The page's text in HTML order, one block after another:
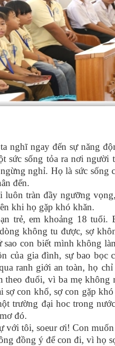
nghĩ ngay đến sự năng
sức sống tỏa ra nơi
nghỉ. Họ là sức sống
đến.
tràn đầy ngưỡng
khi họ gặp khó khăn.
trẻ, em khoảng 18
không tu được, sợ
con biết mình không
của gia đình, sự bao
ranh giới an toàn, họ
theo đuổi, vì ba mẹ không
sợ con khổ, sợ con gặp
trường đại hoc trong
đó.
với tôi, soeur ơi! Con
đồng ý để con đi, vì họ